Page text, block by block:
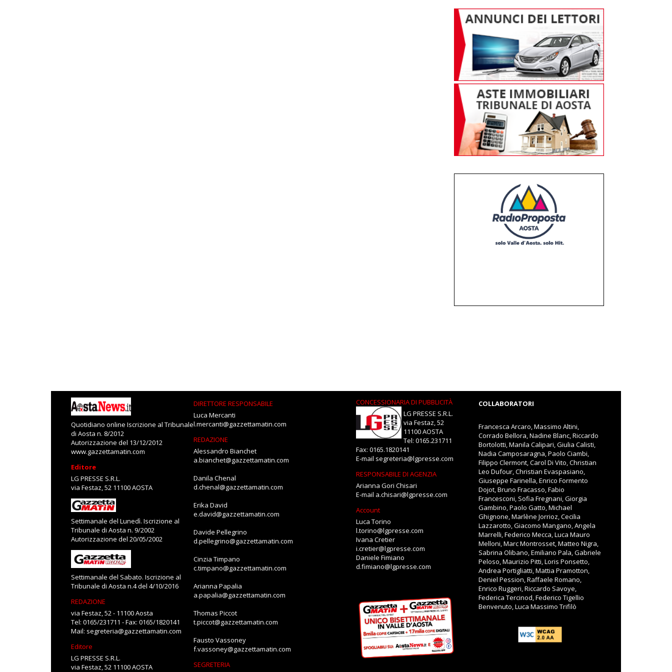
Quotidiano online Iscrizione al Tribunale
di Aosta n. 8/2012
Autorizzazione del 13/12/2012
www.gazzettamatin.com
Editore
LG PRESSE S.R.L.
via Festaz, 52 11100 AOSTA
Settimanale del Lunedì. Iscrizione al
Tribunale di Aosta n. 9/2002
Autorizzazione del 20/05/2002
Settimanale del Sabato. Iscrizione al
Tribunale di Aosta n.4 del 4/10/2016
REDAZIONE
via Festaz, 52 - 11100 Aosta
Tel: 0165/231711 - Fax: 0165/1820141
Mail: segreteria@gazzettamatin.com
Editore
LG PRESSE S.R.L.
via Festaz, 52 11100 AOSTA
DIRETTORE RESPONSABILE
Luca Mercanti
l.mercanti@gazzettamatin.com
REDAZIONE
Alessandro Bianchet
a.bianchet@gazzettamatin.com
Danila Chenal
d.chenal@gazzettamatin.com
Erika David
e.david@gazzettamatin.com
Davide Pellegrino
d.pellegrino@gazzettamatin.com
Cinzia Timpano
c.timpano@gazzettamatin.com
Arianna Papalia
a.papalia@gazzettamatin.com
Thomas Piccot
t.piccot@gazzettamatin.com
Fausto Vassoney
f.vassoney@gazzettamatin.com
SEGRETERIA
CONCESSIONARIA DI PUBBLICITÀ
LG PRESSE S.R.L.
via Festaz, 52
11100 AOSTA
Tel: 0165.231711
Fax: 0165.1820141
E-mail segreteria@lgpresse.com
RESPONSABILE DI AGENZIA
Arianna Gori Chisari
E-mail a.chisari@lgpresse.com
Account
Luca Torino
l.torino@lgpresse.com
Ivana Cretier
i.cretier@lgpresse.com
Daniele Fimiano
d.fimiano@lgpresse.com
COLLABORATORI
Francesca Arcaro, Massimo Altini,
Corrado Bellora, Nadine Blanc, Riccardo
Bortolotti, Manila Calipari, Giulia Calisti,
Nadia Camposaragna, Paolo Ciambi,
Filippo Clermont, Carol Di Vito, Christian
Leo Dufour, Christian Evaspasiano,
Giuseppe Farinella, Enrico Formento
Dojot, Bruno Fracasso, Fabio
Francesconi, Sofia Fregnani, Giorgia
Gambino, Paolo Gatto, Michael
Ghignone, Marlène Jorrioz, Cecilia
Lazzarotto, Giacomo Mangano, Angela
Marrelli, Federico Mecca, Luca Mauro
Melloni, Marc Montrosset, Matteo Nigra,
Sabrina Olibano, Emiliano Pala, Gabriele
Peloso, Maurizio Pitti, Loris Ponsetto,
Andrea Portigliatti, Mattia Pramotton,
Deniel Pession, Raffaele Romano,
Enrico Ruggeri, Riccardo Savoye,
Federica Tercinod, Federico Tigellio
Benvenuto, Luca Massimo Trifilò